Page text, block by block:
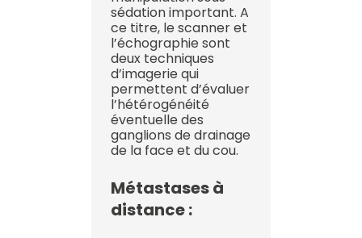
sédation important. A
ce titre, le scanner et
l’échographie sont
deux techniques
d’imagerie qui
permettent d’évaluer
l’hétérogénéité
éventuelle des
ganglions de drainage
de la face et du cou.
Métastases à
distance :